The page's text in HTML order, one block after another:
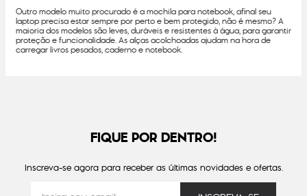
Outro modelo muito procurado é a mochila para notebook, afinal seu
laptop precisa estar sempre por perto e bem protegido, não é mesmo? A
maioria dos modelos são leves, duráveis e resistentes à água, para garantir
proteção e funcionalidade. As alças acolchoadas ajudam na hora de
carregar livros pesados, caderno e notebook.
FIQUE POR DENTRO!
Inscreva-se agora para receber as últimas novidades e ofertas.